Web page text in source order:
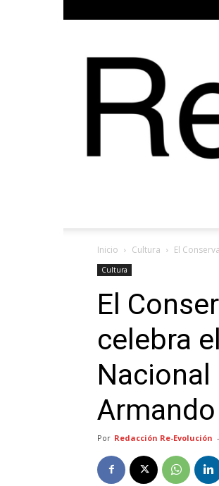
Inicio Cultura El
Cultura
El
celebra
Por Redacción Re-Evolución -